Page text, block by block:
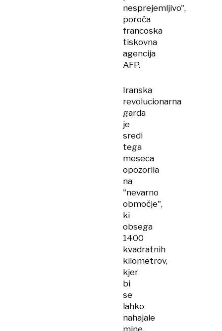
nesprejemljivo",
poroča
francoska
tiskovna
agencija
AFP.
Iranska
revolucionarna
garda
je
sredi
tega
meseca
opozorila
na
"nevarno
območje",
ki
obsega
1400
kvadratnih
kilometrov,
kjer
bi
se
lahko
nahajale
mine.